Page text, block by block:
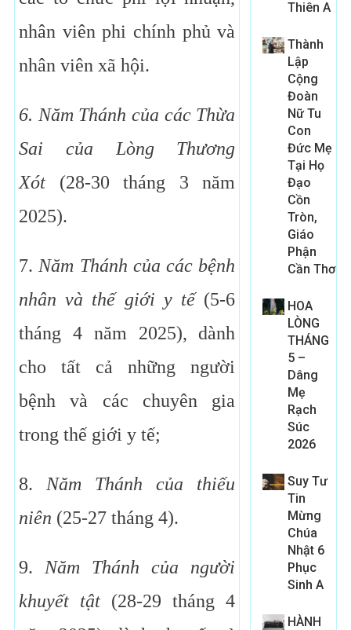
nhân viên phi chính phủ và
nhân viên xã hội.
6. Năm Thánh của các Thừa
Sai của Lòng Thương
Xót(28-30 tháng 3 năm
2025).
7.Năm Thánh của các bệnh
nhân và thế giới y tế(5-6
tháng 4 năm 2025), dành
cho tất cả những người
bệnh và các chuyên gia
trong thế giới y tế;
8.Năm Thánh của thiếu
niên (25-27 tháng 4).
9.Năm Thánh của người
khuyết tật (28-29 tháng 4
Thiên A
Thành
Lập
Cộng
Đoàn
Nữ Tu
Con
Đức Mẹ
Tại Họ
Đạo
Cồn
Tròn,
Giáo
Phận
Cần Thơ
HOA
LÒNG
THÁNG
5 –
Dâng
Mẹ
Rạch
Súc
2026
Suy Tư
Tin
Mừng
Chúa
Nhật 6
Phục
Sinh A
HÀNH